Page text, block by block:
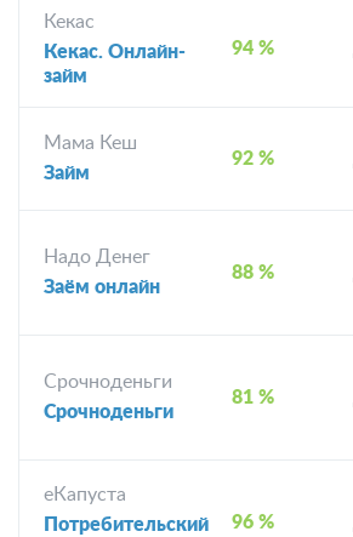
Кекас
Кекас. Онлайн-
займ
94 %
Мама Кеш
Займ
92 %
Надо Денег
Заём онлайн
88 %
Срочноденьги
Срочноденьги
81 %
еКапуста
Потребительский
96 %